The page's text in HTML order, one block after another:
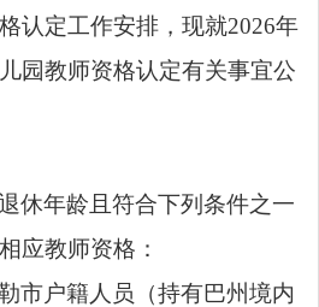
认定工作安排，现就2026年
园教师资格认定有关事宜公
休年龄且符合下列条件之一
应教师资格：
市户籍人员（持有巴州境内